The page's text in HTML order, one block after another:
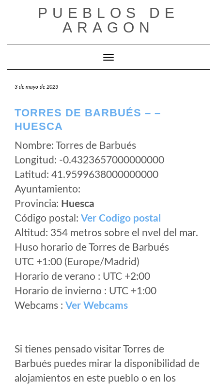
PUEBLOS DE
ARAGON
Cambiar modo de navegación
3 de mayo de 2023
TORRES DE BARBUÉS – –
HUESCA
Nombre: Torres de Barbués
Longitud: -0.4323657000000000
Latitud: 41.9599638000000000
Ayuntamiento:
Provincia: Huesca
Código postal: Ver Codigo postal
Altitud: 354 metros sobre el nvel del mar.
Huso horario de Torres de Barbués
UTC +1:00 (Europe/Madrid)
Horario de verano : UTC +2:00
Horario de invierno : UTC +1:00
Webcams : Ver Webcams
Si tienes pensado visitar Torres de
Barbués puedes mirar la disponibilidad de
alojamientos en este pueblo o en los